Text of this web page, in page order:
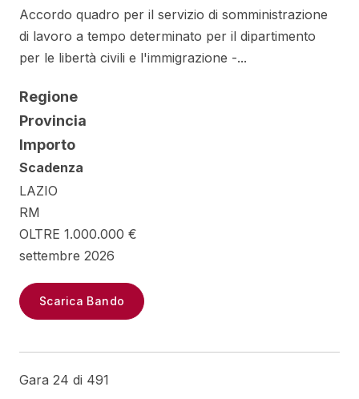
Accordo quadro per il servizio di somministrazione
di lavoro a tempo determinato per il dipartimento
per le libertà civili e l'immigrazione -...
Regione
Provincia
Importo
Scadenza
LAZIO
RM
OLTRE 1.000.000 €
settembre 2026
Scarica Bando
Gara 24 di 491